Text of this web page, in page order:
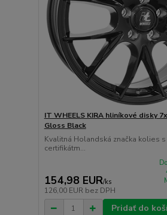
IT WHEELS KIRA hliníkové disky
Gloss Black
Kvalitná Holandská značka kolies s
certifikátm...
154,98 EUR/ks
126,00 EUR bez DPH
Pridať do